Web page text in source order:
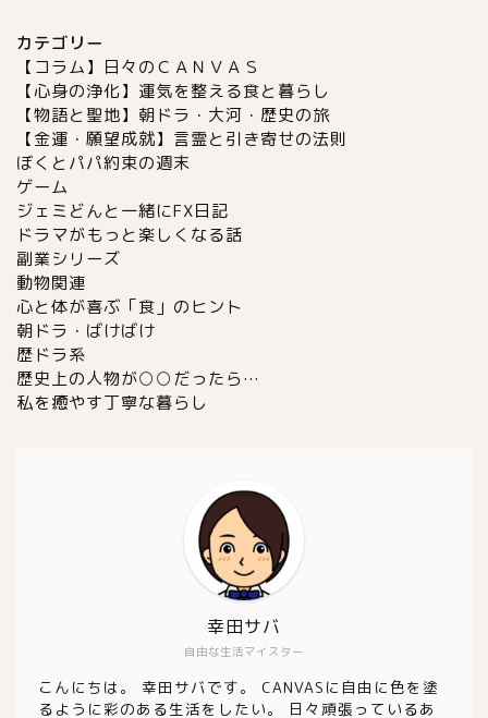
カテゴリー
【コラム】日々のＣＡＮＶＡＳ
【心身の浄化】運気を整える食と暮らし
【物語と聖地】朝ドラ・大河・歴史の旅
【金運・願望成就】言霊と引き寄せの法則
ぼくとパパ約束の週末
ゲーム
ジェミどんと一緒にFX日記
ドラマがもっと楽しくなる話
副業シリーズ
動物関連
心と体が喜ぶ「食」のヒント
朝ドラ・ばけばけ
歴ドラ系
歴史上の人物が○○だったら…
私を癒やす丁寧な暮らし
自由な生活マイスター
幸田サバ
こんにちは。 幸田サバです。 CANVASに自由に色を塗
るように彩のある生活をしたい。 日々頑張っているあ